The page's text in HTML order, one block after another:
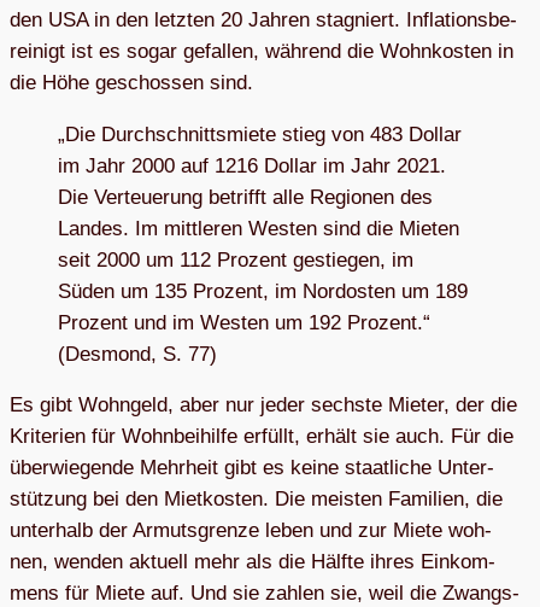
den USA in den letz­ten 20 Jah­ren sta­gniert. Infla­ti­ons­be­
rei­nigt ist es sogar gefal­len, wäh­rend die Wohn­kos­ten in
die Höhe geschos­sen sind.
„Die Durch­schnitts­miete stieg von 483 Dol­lar
im Jahr 2000 auf 1216 Dol­lar im Jahr 2021.
Die Ver­teue­rung betrifft alle Regio­nen des
Lan­des. Im mitt­le­ren Wes­ten sind die Mie­ten
seit 2000 um 112 Pro­zent gestie­gen, im
Süden um 135 Pro­zent, im Nord­os­ten um 189
Pro­zent und im Wes­ten um 192 Pro­zent.“
(Des­mond, S. 77)
Es gibt Wohn­geld, aber nur jeder sechste Mie­ter, der die
Kri­te­rien für Wohn­bei­hilfe erfüllt, erhält sie auch. Für die
über­wie­gende Mehr­heit gibt es keine staat­li­che Unter­
stüt­zung bei den Miet­kos­ten. Die meis­ten Fami­lien, die
unter­halb der Armuts­grenze leben und zur Miete woh­
nen, wen­den aktu­ell mehr als die Hälfte ihres Ein­kom­
mens für Miete auf. Und sie zah­len sie, weil die Zwangs­